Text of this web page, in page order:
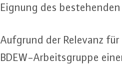
Eignung des be­ste­hen­den
Aufgrund der Relevanz
BDEW-Ar­beits­grup­pe